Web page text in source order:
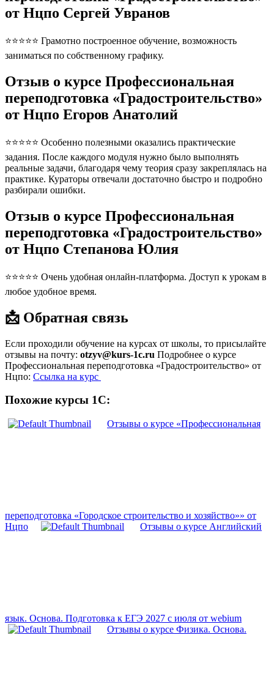
от Нцпо Сергей Увранов
⭐⭐⭐⭐⭐ Грамотно построенное обучение, возможность
заниматься по собственному графику.
Отзыв о курсе Профессиональная
переподготовка «Градостроительство»
от Нцпо Егоров Анатолий
⭐⭐⭐⭐⭐ Особенно полезными оказались практические
задания. После каждого модуля нужно было выполнять
реальные задачи, благодаря чему теория сразу закреплялась на
практике. Кураторы отвечали достаточно быстро и подробно
разбирали ошибки.
Отзыв о курсе Профессиональная
переподготовка «Градостроительство»
от Нцпо Степанова Юлия
⭐⭐⭐⭐⭐ Очень удобная онлайн-платформа. Доступ к урокам в
любое удобное время.
📩 Обратная связь
Если проходили обучение на курсах от школы, то присылайте
отзывы на почту: otzyv@kurs-1c.ru Подробнее о курсе
Профессиональная переподготовка «Градостроительство» от
Нцпо: Ссылка на курс
Похожие курсы 1С:
Отзывы о курсе «Профессиональная
переподготовка «Городское строительство и хозяйство»» от
Нцпо
Отзывы о курсе Английский
язык. Основа. Подготовка к ЕГЭ 2027 с июля от webium
Отзывы о курсе Физика. Основа.